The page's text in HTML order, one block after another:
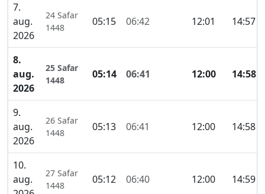
7.
aug.
2026
24 Safar
1448
05:15 06:42 12:01 14:57
8.
aug.
2026
25 Safar
1448
05:14 06:41 12:00 14:58
9.
aug.
2026
26 Safar
1448
05:13 06:41 12:00 14:58
10.
aug.
27 Safar
1448
05:12 06:40 12:00 14:59